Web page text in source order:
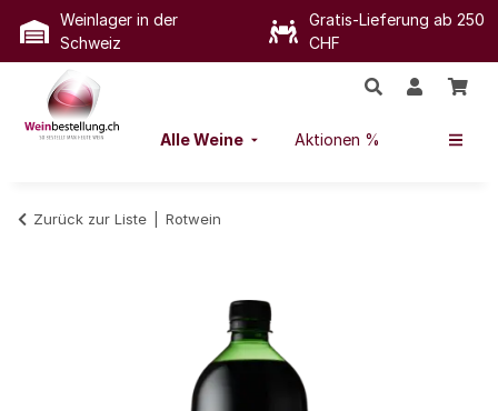
Weinlager in der
Schweiz
Gratis-Lieferung ab 250
CHF
Alle Weine Aktionen %
Zurück zur Liste Rotwein